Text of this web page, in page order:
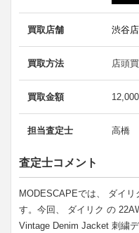
買取店舗 渋谷店
買取方法 店頭
買取金額
担当査定士 高橋
査定士コメント
MODESCAPEでは、 ダイ
す。今回、 ダイリク の
Vintage Denim Jacket 刺繍